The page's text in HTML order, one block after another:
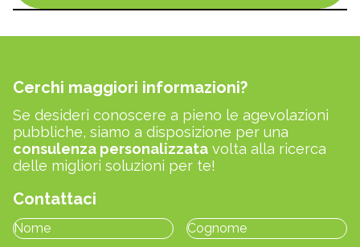
Cerchi maggiori informazioni?
Se desideri conoscere a pieno le agevolazioni
pubbliche, siamo a disposizione per una
consulenza personalizzata volta alla ricerca
delle migliori soluzioni per te!
Contattaci